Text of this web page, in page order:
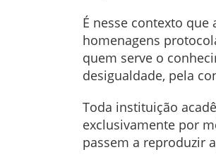
É nesse contexto que
homenagens
quem serve o
desigualdade, pela
Toda instituição
exclusivamente por
passem a reproduzir